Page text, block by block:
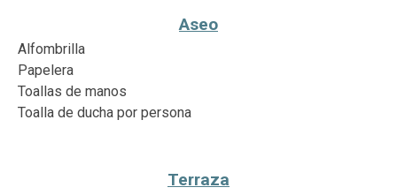
Aseo
Alfombrilla
Papelera
Toallas de manos
Toalla de ducha por persona
Terraza